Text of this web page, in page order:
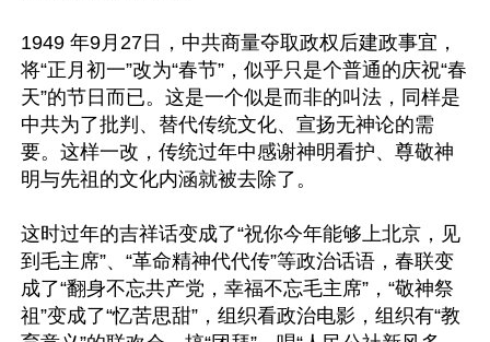
1949 年9月27日，中共商量夺取政权后建政事宜，
将“正月初一”改为“春节”，似乎只是个普通的庆祝“春
天”的节日而已。这是一个似是而非的叫法，同样是
中共为了批判、替代传统文化、宣扬无神论的需
要。这样一改，传统过年中感谢神明看护、尊敬神
明与先祖的文化内涵就被去除了。
这时过年的吉祥话变成了“祝你今年能够上北京，见
到毛主席”、“革命精神代代传”等政治话语，春联变
成了“翻身不忘共产党，幸福不忘毛主席”，“敬神祭
祖”变成了“忆苦思甜”，组织看政治电影，组织有“教